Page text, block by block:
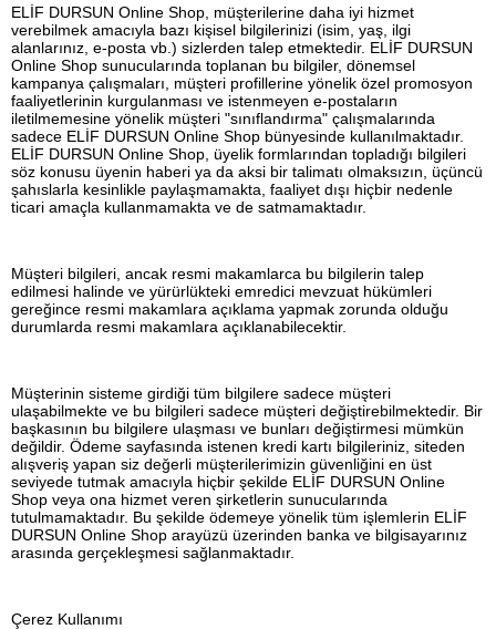
ELİF DURSUN Online Shop, müşterilerine daha iyi hizmet
verebilmek amacıyla bazı kişisel bilgilerinizi (isim, yaş, ilgi
alanlarınız, e-posta vb.) sizlerden talep etmektedir. ELİF DURSUN
Online Shop sunucularında toplanan bu bilgiler, dönemsel
kampanya çalışmaları, müşteri profillerine yönelik özel promosyon
faaliyetlerinin kurgulanması ve istenmeyen e-postaların
iletilmemesine yönelik müşteri "sınıflandırma" çalışmalarında
sadece ELİF DURSUN Online Shop bünyesinde kullanılmaktadır.
ELİF DURSUN Online Shop, üyelik formlarından topladığı bilgileri
söz konusu üyenin haberi ya da aksi bir talimatı olmaksızın, üçüncü
şahıslarla kesinlikle paylaşmamakta, faaliyet dışı hiçbir nedenle
ticari amaçla kullanmamakta ve de satmamaktadır.
Müşteri bilgileri, ancak resmi makamlarca bu bilgilerin talep
edilmesi halinde ve yürürlükteki emredici mevzuat hükümleri
gereğince resmi makamlara açıklama yapmak zorunda olduğu
durumlarda resmi makamlara açıklanabilecektir.
Müşterinin sisteme girdiği tüm bilgilere sadece müşteri
ulaşabilmekte ve bu bilgileri sadece müşteri değiştirebilmektedir. Bir
başkasının bu bilgilere ulaşması ve bunları değiştirmesi mümkün
değildir. Ödeme sayfasında istenen kredi kartı bilgileriniz, siteden
alışveriş yapan siz değerli müşterilerimizin güvenliğini en üst
seviyede tutmak amacıyla hiçbir şekilde ELİF DURSUN Online
Shop veya ona hizmet veren şirketlerin sunucularında
tutulmamaktadır. Bu şekilde ödemeye yönelik tüm işlemlerin ELİF
DURSUN Online Shop arayüzü üzerinden banka ve bilgisayarınız
arasında gerçekleşmesi sağlanmaktadır.
Çerez Kullanımı